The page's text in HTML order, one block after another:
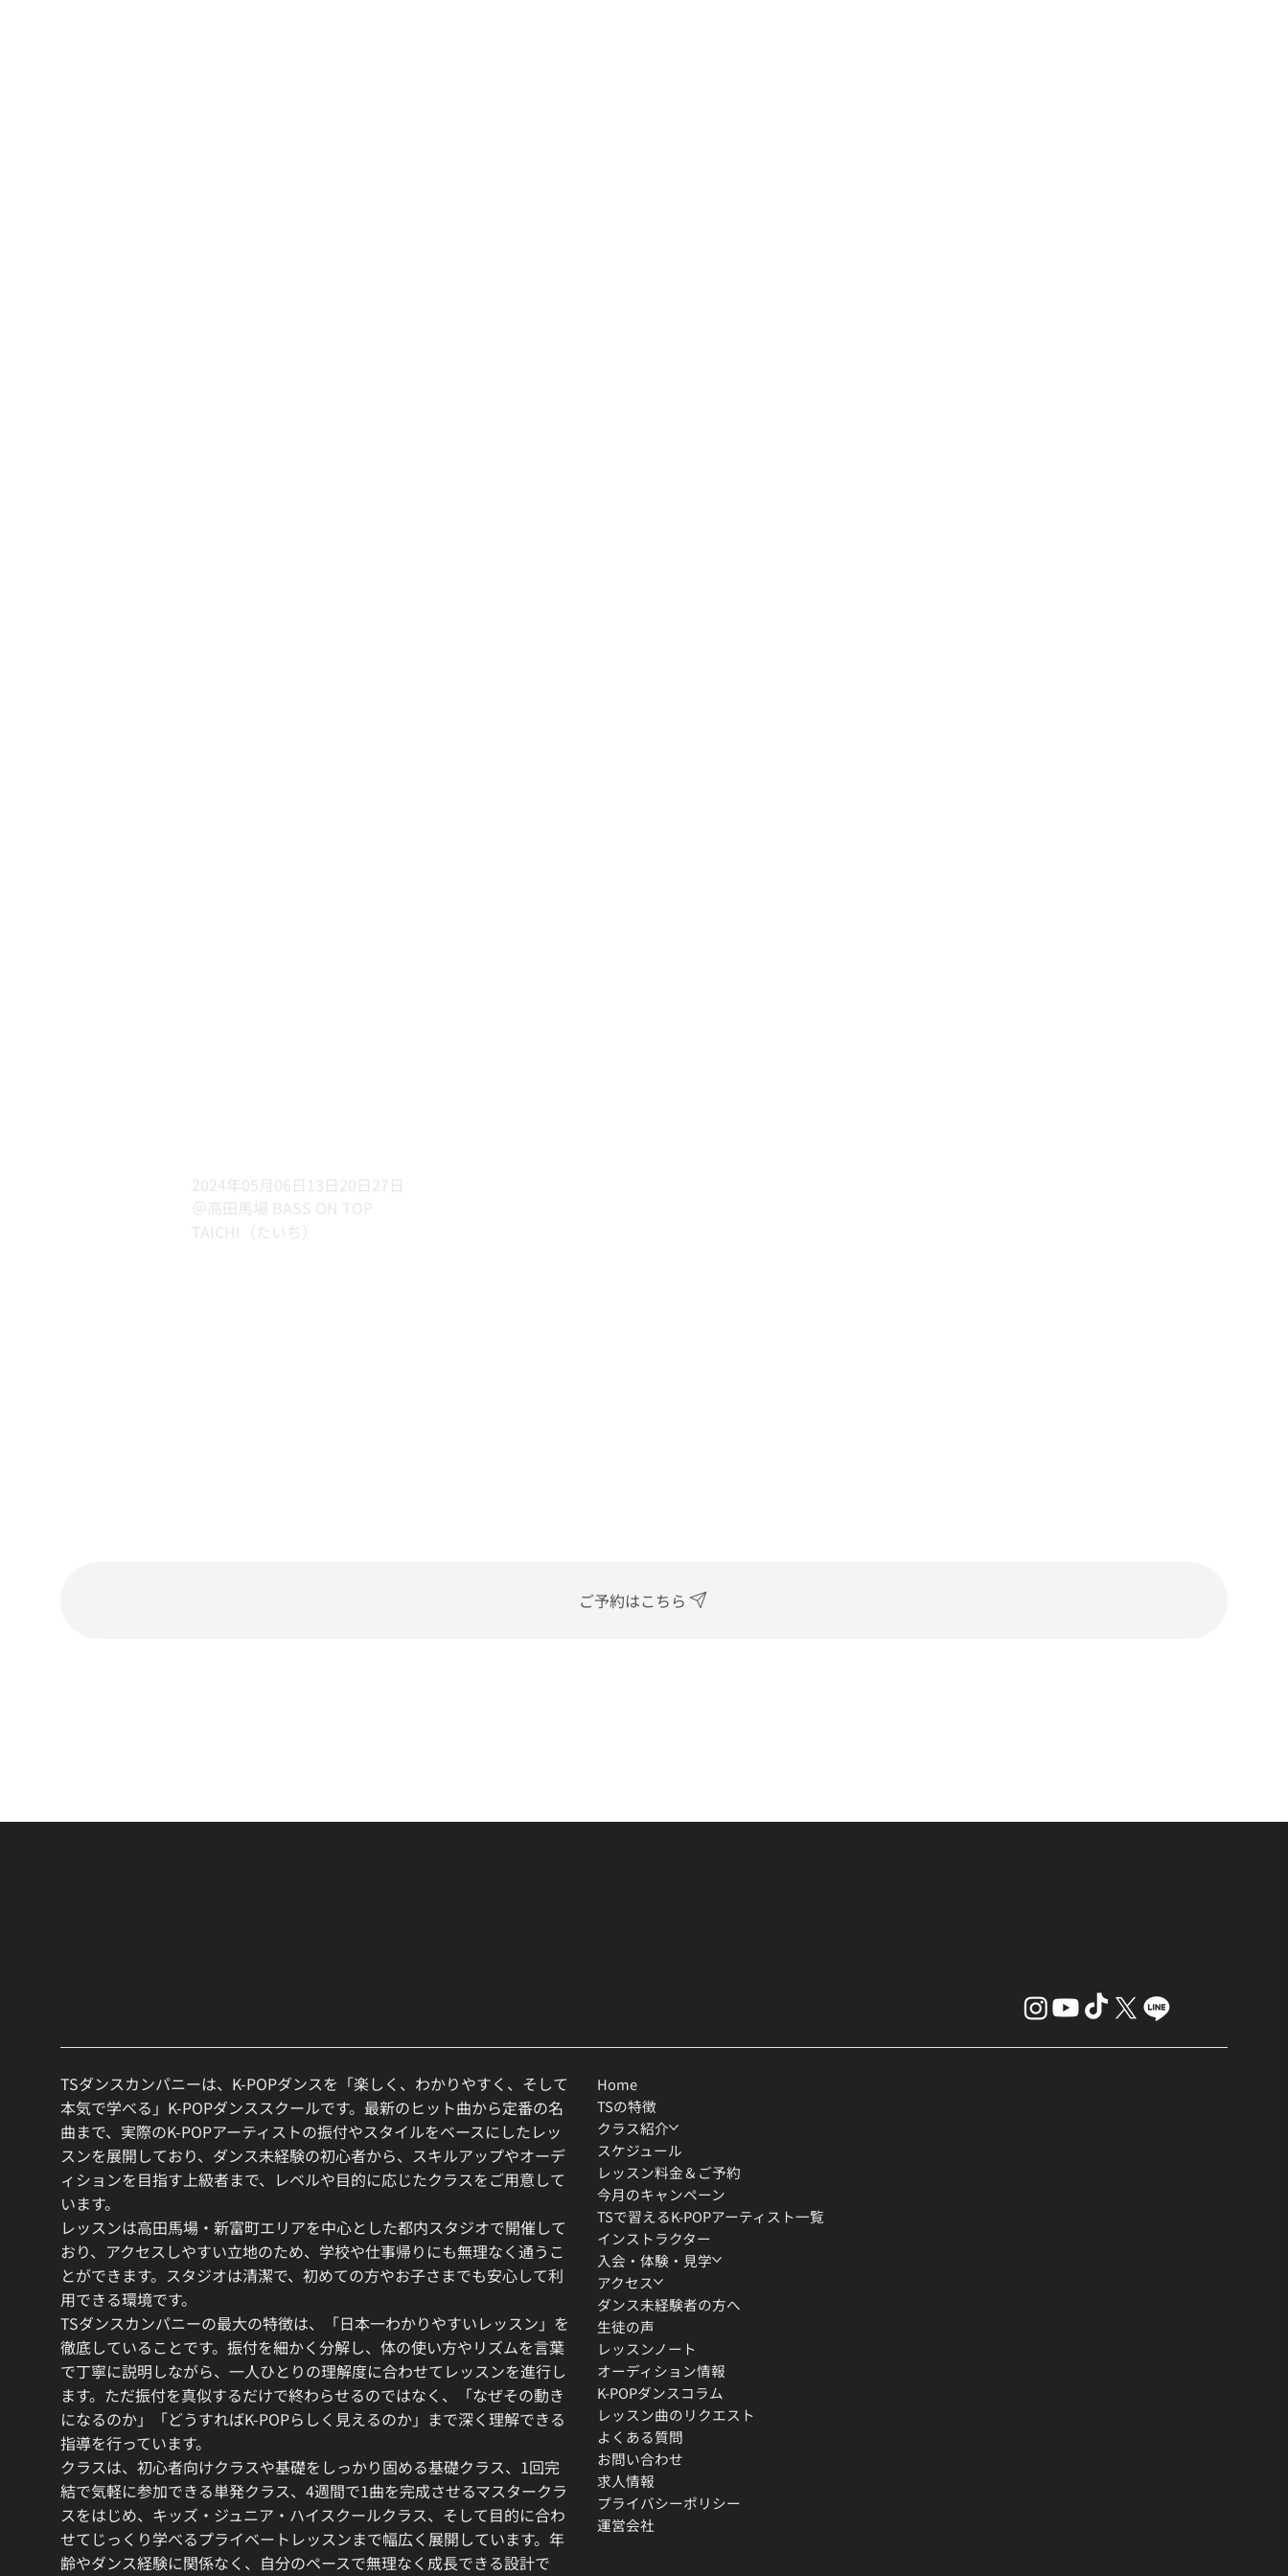
2024年05月06日13日20日27日
＠高田馬場 BASS ON TOP
TAICHI（たいち）
ご予約はこちら
TSダンスカンパニーは、K-POPダンスを「楽しく、わかりやすく、そして
本気で学べる」K-POPダンススクールです。最新のヒット曲から定番の名
曲まで、実際のK-POPアーティストの振付やスタイルをベースにしたレッ
スンを展開しており、ダンス未経験の初心者から、スキルアップやオーデ
ィションを目指す上級者まで、レベルや目的に応じたクラスをご用意して
います。
レッスンは高田馬場・新富町エリアを中心とした都内スタジオで開催して
おり、アクセスしやすい立地のため、学校や仕事帰りにも無理なく通うこ
とができます。スタジオは清潔で、初めての方やお子さまでも安心して利
用できる環境です。
TSダンスカンパニーの最大の特徴は、「日本一わかりやすいレッスン」を
徹底していることです。振付を細かく分解し、体の使い方やリズムを言葉
で丁寧に説明しながら、一人ひとりの理解度に合わせてレッスンを進行し
ます。ただ振付を真似するだけで終わらせるのではなく、「なぜその動き
になるのか」「どうすればK-POPらしく見えるのか」まで深く理解できる
指導を行っています。
クラスは、初心者向けクラスや基礎をしっかり固める基礎クラス、1回完
結で気軽に参加できる単発クラス、4週間で1曲を完成させるマスタークラ
スをはじめ、キッズ・ジュニア・ハイスクールクラス、そして目的に合わ
せてじっくり学べるプライベートレッスンまで幅広く展開しています。年
齢やダンス経験に関係なく、自分のペースで無理なく成長できる設計で
Home
TSの特徴
クラス紹介
スケジュール
レッスン料金＆ご予約
今月のキャンペーン
TSで習えるK-POPアーティスト一覧
インストラクター
入会・体験・見学
アクセス
ダンス未経験者の方へ
生徒の声
レッスンノート
オーディション情報
K-POPダンスコラム
レッスン曲のリクエスト
よくある質問
お問い合わせ
求人情報
プライバシーポリシー
運営会社